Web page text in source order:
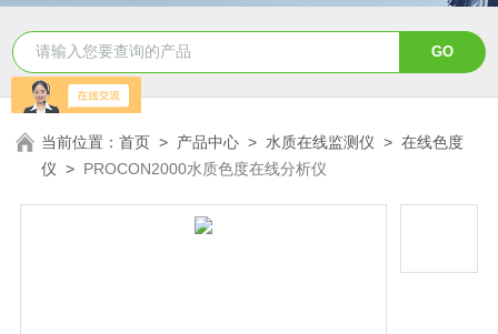
当前位置：首页 > 产品中心 > 水质在线监测仪 >在线色度
仪 > PROCON2000水质色度在线分析仪